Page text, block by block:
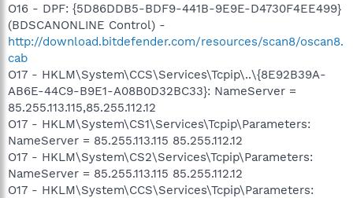
O16 - DPF: {5D86DDB5-BDF9-441B-9E9E-D4730F4EE499}
(BDSCANONLINE Control) -
http://download.bitdefender.com/resources/scan8/oscan8.
cab
O17 - HKLM\System\CCS\Services\Tcpip\..\{8E92B39A-
AB6E-44C9-B9E1-A08B0D32BC33}: NameServer =
85.255.113.115,85.255.112.12
O17 - HKLM\System\CS1\Services\Tcpip\Parameters:
NameServer = 85.255.113.115 85.255.112.12
O17 - HKLM\System\CS2\Services\Tcpip\Parameters:
NameServer = 85.255.113.115 85.255.112.12
O17 - HKLM\System\CCS\Services\Tcpip\Parameters: